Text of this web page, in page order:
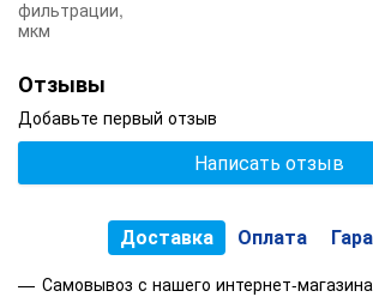
*Все зависит от качества входящей воды
фильтрации,
мкм
Отзывы
Добавьте первый отзыв
Написать отзыв
Доставка Оплата
Самовывоз с нашего интернет-